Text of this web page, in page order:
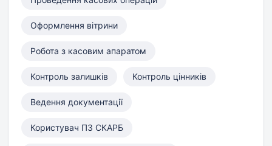
Оформлення вітрини
Робота з касовим апаратом
Контроль залишків Контроль цінників
Ведення документації
Користувач ПЗ СКАРБ